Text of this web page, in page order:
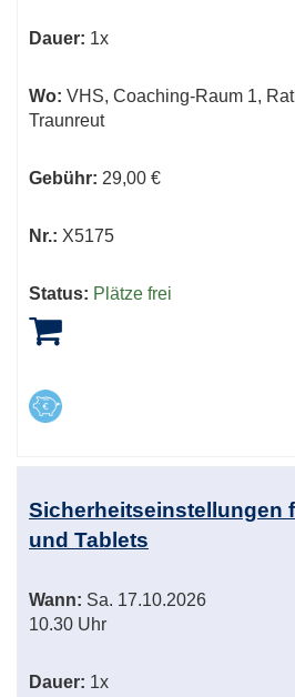
Dauer: 1x
Wo: VHS, Coaching-Raum 1,
Traunreut
Gebühr: 29,00 €
Nr.: X5175
Status: Plätze frei
Sicherheitseinstellungen
und Tablets
Wann: Sa. 17.10.2026
10.30 Uhr
Dauer: 1x